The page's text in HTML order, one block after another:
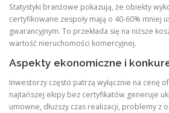
Statystyki branżowe pokazują, że obiekty
certyfikowane zespoły mają o 40-60% mniej
gwarancyjnym. To przekłada się na niższe
wartość nieruchomości komercyjnej.
Aspekty ekonomiczne i
Inwestorzy często patrzą wyłącznie na cenę
najtańszej ekipy bez certyfikatów generuje
umowne, dłuższy czas realizacji, problemy z